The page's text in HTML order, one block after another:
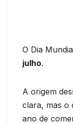
O Dia
julho.
A origem
clara, mas o
ano de